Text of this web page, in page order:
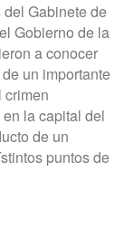
Gabinete de
Gobierno de la
a conocer
un importante
crimen
la capital del
de un
puntos de